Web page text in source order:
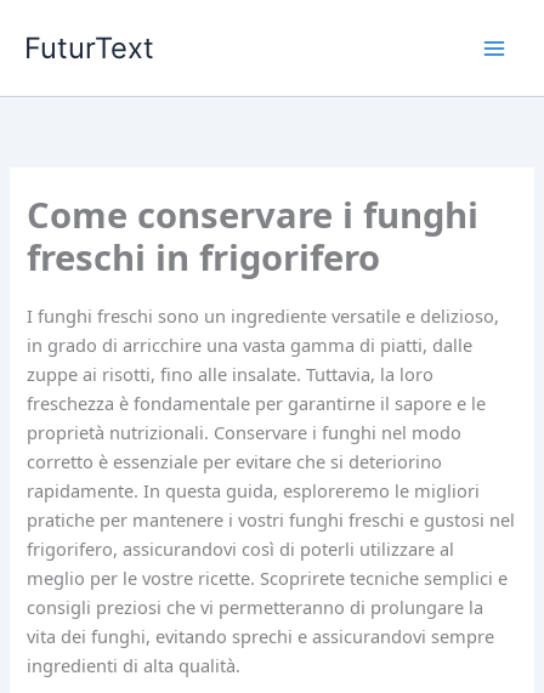
FuturText
Come conservare i funghi
freschi in frigorifero
I funghi freschi sono un ingrediente versatile e delizioso,
in grado di arricchire una vasta gamma di piatti, dalle
zuppe ai risotti, fino alle insalate. Tuttavia, la loro
freschezza è fondamentale per garantirne il sapore e le
proprietà nutrizionali. Conservare i funghi nel modo
corretto è essenziale per evitare che si deteriorino
rapidamente. In questa guida, esploreremo le migliori
pratiche per mantenere i vostri funghi freschi e gustosi nel
frigorifero, assicurandovi così di poterli utilizzare al
meglio per le vostre ricette. Scoprirete tecniche semplici e
consigli preziosi che vi permetteranno di prolungare la
vita dei funghi, evitando sprechi e assicurandovi sempre
ingredienti di alta qualità.